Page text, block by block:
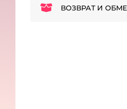
ВОЗВРАТ И